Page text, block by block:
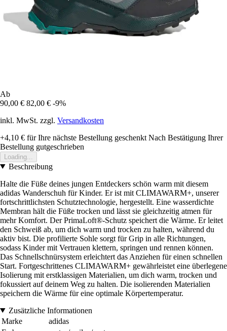
Ab
90,00 € 82,00 € -9%
inkl. MwSt. zzgl. Versandkosten
+4,10 € für Ihre nächste Bestellung geschenkt Nach Bestätigung Ihrer
Bestellung gutgeschrieben
Loading...
Beschreibung
Halte die Füße deines jungen Entdeckers schön warm mit diesem
adidas Wanderschuh für Kinder. Er ist mit CLIMAWARM+, unserer
fortschrittlichsten Schutztechnologie, hergestellt. Eine wasserdichte
Membran hält die Füße trocken und lässt sie gleichzeitig atmen für
mehr Komfort. Der PrimaLoft®-Schutz speichert die Wärme. Er leitet
den Schweiß ab, um dich warm und trocken zu halten, während du
aktiv bist. Die profilierte Sohle sorgt für Grip in alle Richtungen,
sodass Kinder mit Vertrauen klettern, springen und rennen können.
Das Schnellschnürsystem erleichtert das Anziehen für einen schnellen
Start. Fortgeschrittenes CLIMAWARM+ gewährleistet eine überlegene
Isolierung mit erstklassigen Materialien, um dich warm, trocken und
fokussiert auf deinem Weg zu halten. Die isolierenden Materialien
speichern die Wärme für eine optimale Körpertemperatur.
Zusätzliche Informationen
Marke
adidas